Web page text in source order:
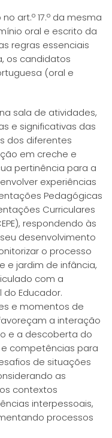
art.º 17.º da mesma
oral e escrito da
regras essenciais
os candidatos
(oral e
sala de atividades,
e significativas das
dos diferentes
em creche e
pertinência para a
experiências
Pedagógicas
Curriculares
respondendo às
desenvolvimento
o processo
e jardim de infância,
com a
Educador.
e momentos de
a interação
e a descoberta do
competências para
de situações
as
contextos
interpessoais,
processos